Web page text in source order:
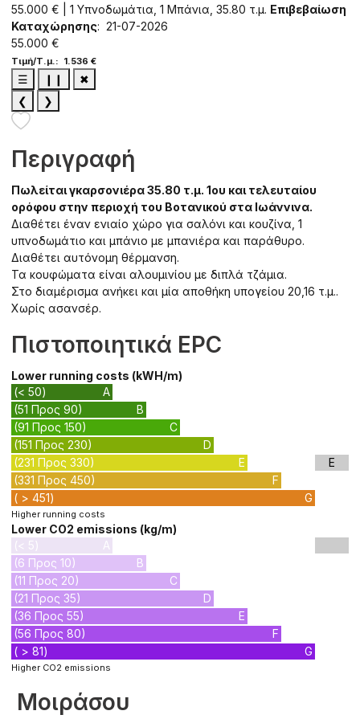
55.000 € | 1 Υπνοδωμάτια, 1 Μπάνια, 35.80 τ.μ. Επιβεβαίωση
Καταχώρησης: 21-07-2026
55.000 €
Τιμή/Τ.μ.: 1.536 €
☰ ❙❙
✖
❮
❯
Περιγραφή
Πωλείται γκαρσονιέρα 35.80 τ.μ. 1ου και τελευταίου
ορόφου στην περιοχή του Βοτανικού στα Ιωάννινα.
Διαθέτει έναν ενιαίο χώρο για σαλόνι και κουζίνα, 1
υπνοδωμάτιο και μπάνιο με μπανιέρα και παράθυρο.
Διαθέτει αυτόνομη θέρμανση.
Τα κουφώματα είναι αλουμινίου με διπλά τζάμια.
Στο διαμέρισμα ανήκει και μία αποθήκη υπογείου 20,16 τ.μ..
Χωρίς ασανσέρ.
Πιστοποιητικά EPC
Lower running costs (kWH/m)
(< 50)
A
(51 Προς 90)
B
(91 Προς 150)
C
(151 Προς 230)
D
(231 Προς 330)
E
(331 Προς 450)
F
( > 451)
G
E
Higher running costs
Lower CO2 emissions (kg/m)
(< 5)
A
(6 Προς 10)
B
(11 Προς 20)
C
(21 Προς 35)
D
(36 Προς 55)
E
(56 Προς 80)
F
( > 81)
G
Higher CO2 emissions
Μοιράσου